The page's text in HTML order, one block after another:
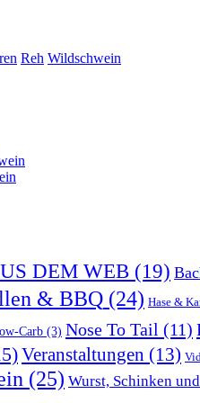
Reh Wildschwein
DEM WEB (19)
& BBQ (24) Hase &
Carb (3) Nose To Tail (11)
Veranstaltungen (13)
(25) Wurst, Schinken